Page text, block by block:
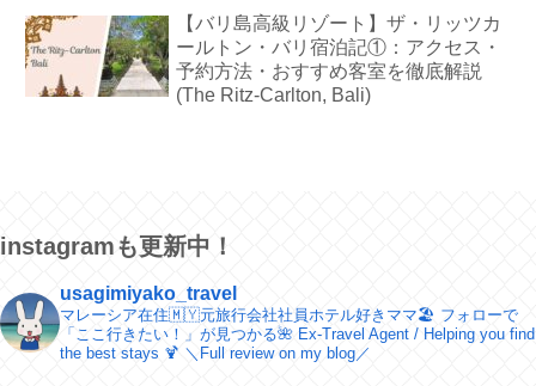
【バリ島高級リゾート】ザ・リッツカ
ールトン・バリ宿泊記①：アクセス・
予約方法・おすすめ客室を徹底解説
(The Ritz-Carlton, Bali)
instagramも更新中！
usagimiyako_travel
マレーシア在住🇲🇾元旅行会社社員ホテル好きママ🏖 フォローで
「ここ行きたい！」が見つかる🌺 Ex-Travel Agent / Helping you find
the best stays 🍹 ＼​Full review on my blog／